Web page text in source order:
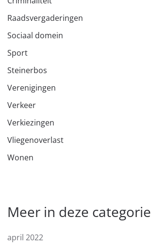
Raadsvergaderingen
Sociaal domein
Sport
Steinerbos
Verenigingen
Verkeer
Verkiezingen
Vliegenoverlast
Wonen
Meer in deze categorie
april 2022